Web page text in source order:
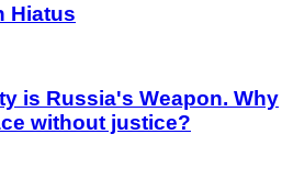
Hiatus
is Russia's Weapon. Why
without justice?